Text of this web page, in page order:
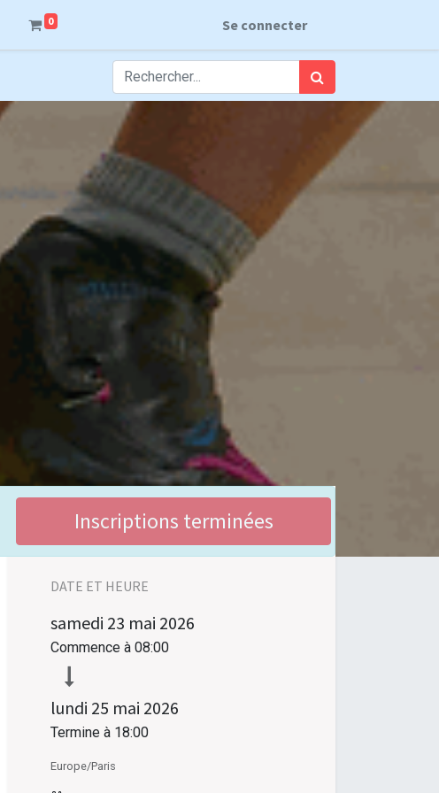
0 Se connecter
Inscriptions terminées
DATE ET HEURE
samedi 23 mai 2026
Commence à 08:00
lundi 25 mai 2026
Termine à 18:00
Europe/Paris